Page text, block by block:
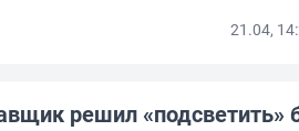
21.04,
решил «подсветить»